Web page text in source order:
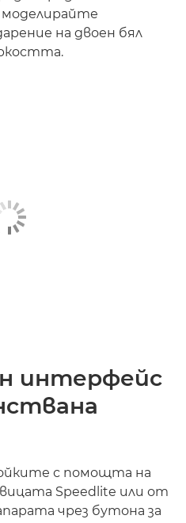
моделирайте
на двоен бял
интерфейс
с помощта на
Speedlite или от
чрез бутона за